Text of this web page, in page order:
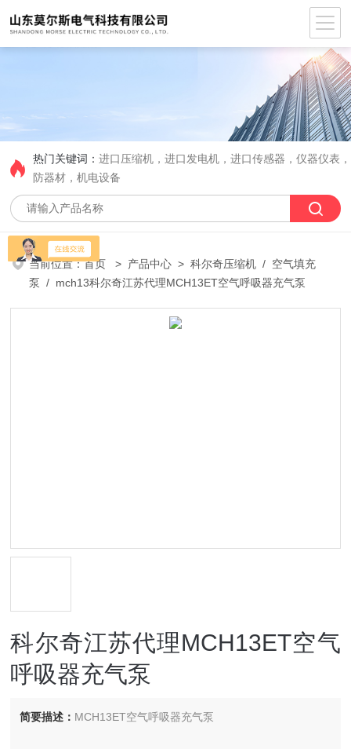
热门关键词：进口压缩机，进口发电机，进口传感器，仪器仪表
防器材，机电设备
当前位置：首页 > 产品中心 >科尔奇压缩机 / 空气填充
泵 / mch13科尔奇江苏代理MCH13ET空气呼吸器充气泵
科尔奇江苏代理MCH13ET空气
呼吸器充气泵
简要描述： MCH13ET空气呼吸器充气泵